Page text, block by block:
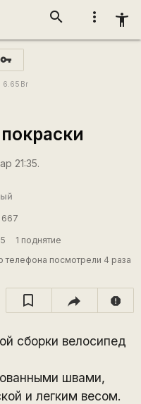
more_vert accessibility_new
search
vpn_key
6.65 Br
21:35.
667
1 поднятие
телефона посмотрели 4 раза
report
сборки велосипед
швами,
и легким весом.